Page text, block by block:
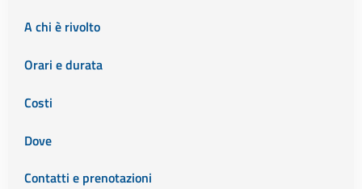
A chi è rivolto
Orari e durata
Costi
Dove
Contatti e prenotazioni